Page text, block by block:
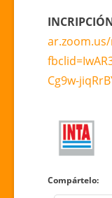
Cg9w-
Compártelo: